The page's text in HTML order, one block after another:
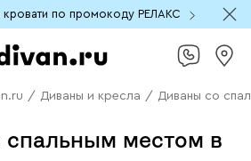
кровати по промокоду РЕЛАКС
/ Диваны и кресла / Диваны со
местом в